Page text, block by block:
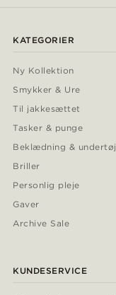
KATEGORIER
Ny Kollektion
Smykker & Ure
Til jakkesættet
Tasker & punge
Beklædning & undertøj
Briller
Personlig pleje
Gaver
Archive Sale
KUNDESERVICE